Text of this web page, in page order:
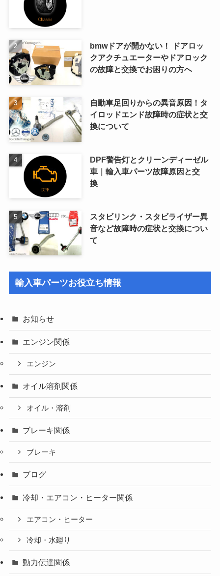
bmwドアが開かない！ ドアロッ
クアクチュエーターやドアロック
の故障と交換でお困りの方へ
自動車足回りからの異音原因！タ
イロッドエンド故障時の症状と交
換について
DPF警告灯とクリーンディーゼル
車｜輸入車パーツ故障原因と交
換
スタビリンク・スタビライザー異
音など故障時の症状と交換につい
て
輸入車パーツお役立ち情報
お知らせ
エンジン関係
エンジン
オイル溶剤関係
オイル・溶剤
ブレーキ関係
ブレーキ
ブログ
冷却・エアコン・ヒーター関係
エアコン・ヒーター
冷却・水廻り
動力伝達関係